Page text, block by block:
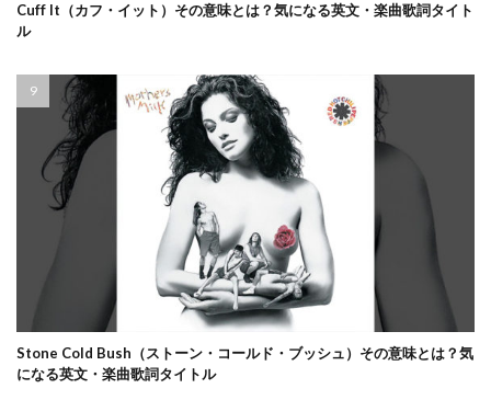
Cuff It（カフ・イット）その意味とは？気になる英文・楽曲歌詞タイト
ル
Stone Cold Bush（ストーン・コールド・ブッシュ）その意味とは？気
になる英文・楽曲歌詞タイトル